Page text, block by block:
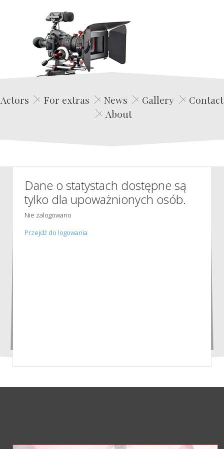
Edwin Film Agencja Aktorska
Actors For extras News Gallery
Contact
About
Dane o statystach dostępne są
tylko dla upoważnionych osób.
Nie zalogowano
Przejdź do logowania